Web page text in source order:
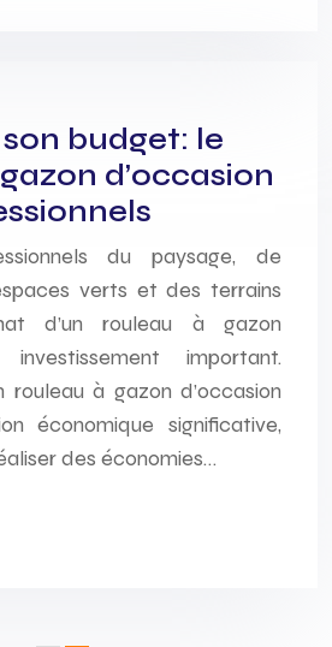
budget: le
d’occasion
du paysage, de
verts et des terrains
d’un rouleau à gazon
important.
rouleau à gazon d’occasion
économique significative,
des économies…